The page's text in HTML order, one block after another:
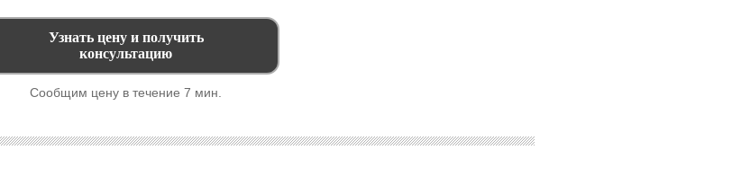
Сообщим цену в течение 7 мин.